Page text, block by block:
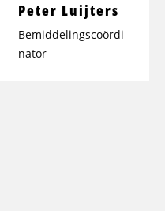
Peter Luijters
Bemiddelingscoördi
nator